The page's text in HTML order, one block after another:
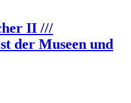
II ///
der Museen und